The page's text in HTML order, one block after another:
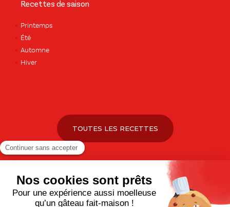
Recettes de saison
Printemps
Été
Automne
Hiver
TOUTES LES RECETTES
Pour votre santé, pratiquez une activité physique régulière. Plus
d’infos surwww.mangerbouger.fr